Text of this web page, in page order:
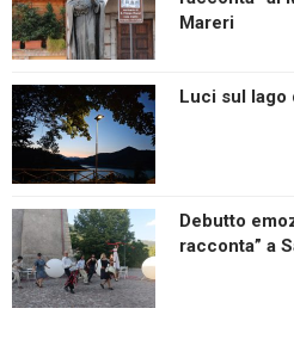
Mareri
Luci sul lago
Debutto
racconta” a